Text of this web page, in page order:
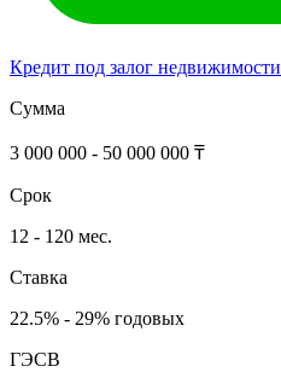
Кредит под залог недвижимости
Сумма
3 000 000 - 50 000 000 ₸
Срок
12 - 120 мес.
Ставка
22.5% - 29% годовых
ГЭСВ